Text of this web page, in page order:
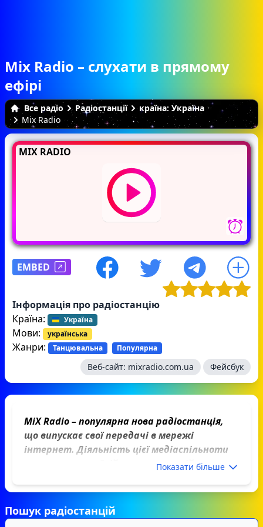
Mix Radio – слухати в прямому
ефірі
Все радіо Радіостанції
країна: Україна
Mix Radio
MIX RADIO
EMBED
Інформація про радіостанцію
Країна:
Україна
Мови: українська
Жанри: Танцювальна Популярна
Веб-сайт: mixradio.com.ua Фейсбук
MiX Radio – популярна нова радіостанція,
що випускає свої передачі в мережі
інтернет. Діяльність цієї медіаспільноти
присвячена клубній, танцювальній, та
базується в Києві, тому ведучі мають змогу
запрошувати до себе найбільш популярних
ді-джеїв, транслювати в ефір їх творчість,
Показати більше
Пошук радіостанцій